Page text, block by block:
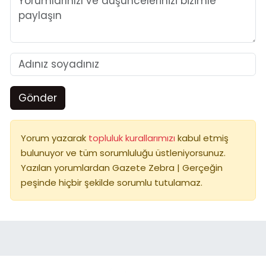
Gönder
Yorum yazarak topluluk kurallarımızı kabul etmiş
bulunuyor ve tüm sorumluluğu üstleniyorsunuz.
Yazılan yorumlardan Gazete Zebra | Gerçeğin
peşinde hiçbir şekilde sorumlu tutulamaz.